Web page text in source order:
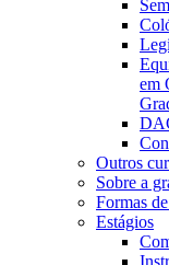
em
Outros
Sobre a
Formas
Estágios